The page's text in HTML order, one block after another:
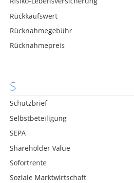
Rückkaufswert
Rücknahmegebühr
Rücknahmepreis
S
Schutzbrief
Selbstbeteiligung
SEPA
Shareholder Value
Sofortrente
Soziale Marktwirtschaft